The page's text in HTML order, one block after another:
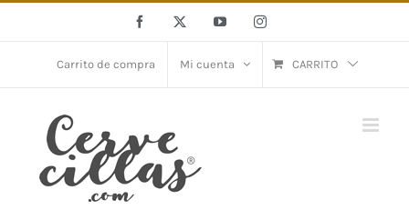
contenido
Facebook YouTubeInstagram
Carrito de compra Mi cuenta CARRITO